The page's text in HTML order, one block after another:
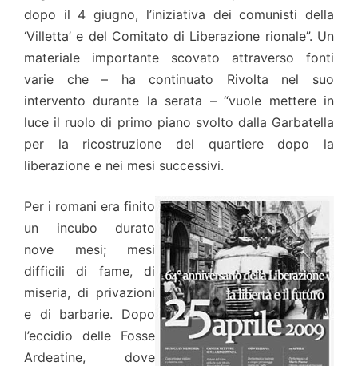
dopo il 4 giugno, l’iniziativa dei comunisti della
‘Villetta’ e del Comitato di Liberazione rionale”. Un
materiale importante scovato attraverso fonti
varie che – ha continuato Rivolta nel suo
intervento durante la serata – “vuole mettere in
luce il ruolo di primo piano svolto dalla Garbatella
per la ricostruzione del quartiere dopo la
liberazione e nei mesi successivi.
Per i romani era finito
un incubo durato
nove mesi; mesi
difficili di fame, di
miseria, di privazioni
e di barbarie. Dopo
l’eccidio delle Fosse
Ardeatine, dove